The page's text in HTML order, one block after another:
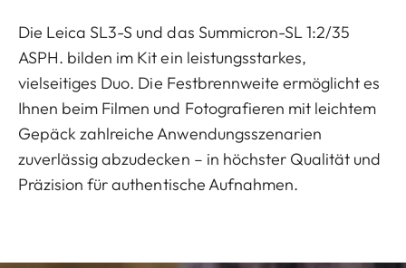
Die Leica SL3-S und das Summicron-SL 1:2/35
ASPH. bilden im Kit ein leistungsstarkes,
vielseitiges Duo. Die Festbrennweite ermöglicht es
Ihnen beim Filmen und Fotografieren mit leichtem
Gepäck zahlreiche Anwendungsszenarien
zuverlässig abzudecken – in höchster Qualität und
Präzision für authentische Aufnahmen.